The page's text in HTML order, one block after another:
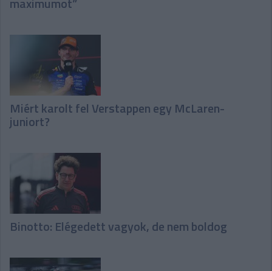
Miért karolt fel Verstappen egy McLaren-
juniort?
Binotto: Elégedett vagyok, de nem boldog